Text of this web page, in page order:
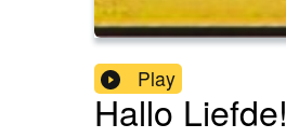
Play
Hallo Liefde!